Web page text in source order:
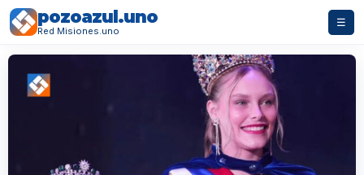
pozoazul.uno
Red Misiones.uno
☰